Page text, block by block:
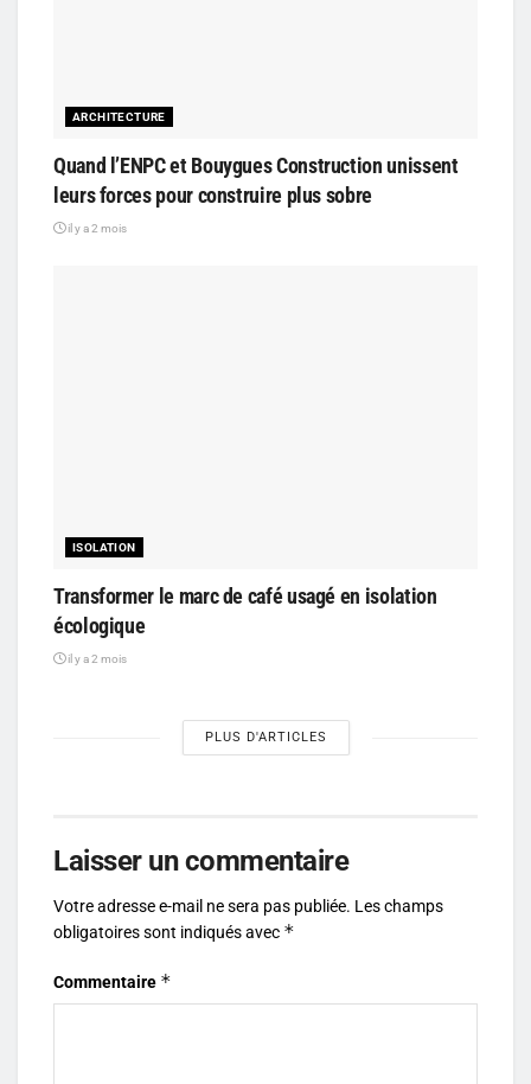
ARCHITECTURE
Quand l’ENPC et Bouygues Construction unissent
leurs forces pour construire plus sobre
il y a 2 mois
ISOLATION
Transformer le marc de café usagé en isolation
écologique
il y a 2 mois
PLUS D'ARTICLES
Laisser un commentaire
Votre adresse e-mail ne sera pas publiée. Les champs
obligatoires sont indiqués avec *
Commentaire *